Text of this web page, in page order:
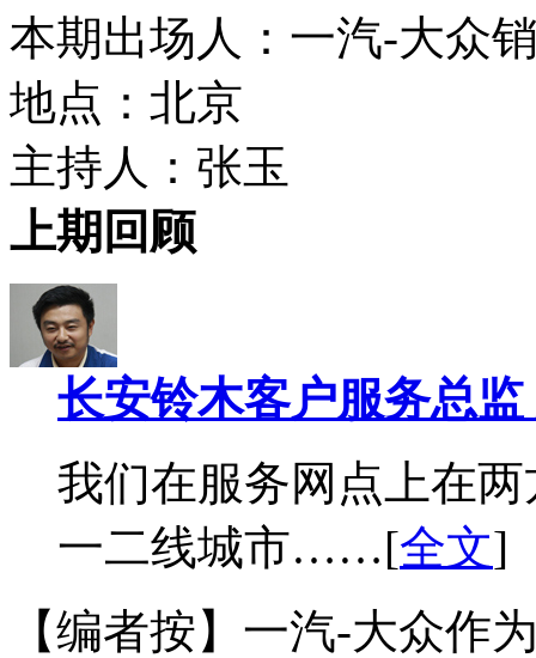
本期出场人：一汽-大众
地点：北京
主持人：张玉
上期回顾
长安铃木客户服务总监
我们在服务网点上在
一二线城市……[全文]
【编者按】一汽-大众作